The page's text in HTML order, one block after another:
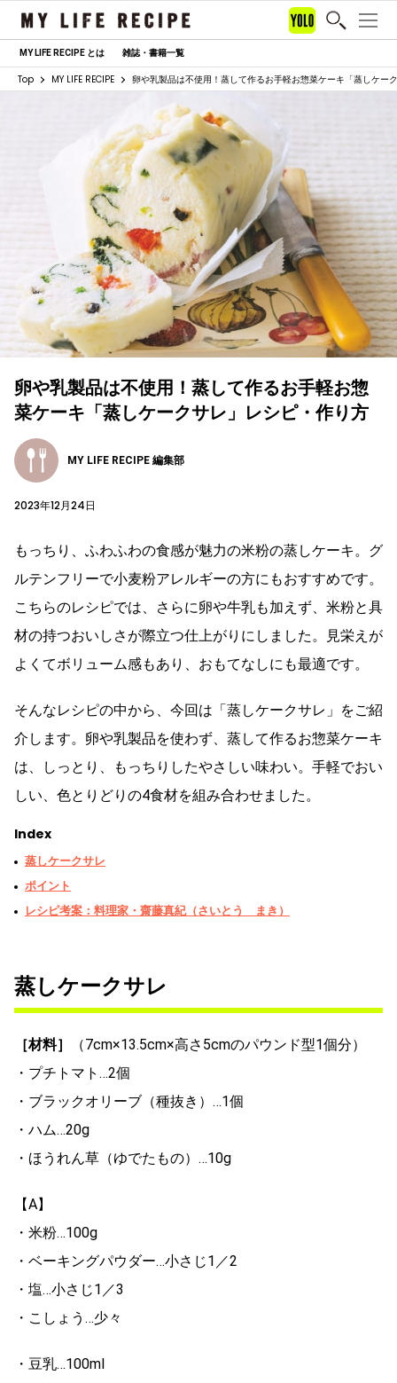
MY LIFE RECIPE とは 雑誌・書籍一覧
Top MY LIFE RECIPE 卵や乳製品は不使用！蒸して作るお手軽お惣菜ケーキ「蒸しケー
卵や乳製品は不使用！蒸して作るお手軽お惣
菜ケーキ「蒸しケークサレ」レシピ・作り方
MY LIFE RECIPE 編集部
2023年12月24日
もっちり、ふわふわの食感が魅力の米粉の蒸しケーキ。グ
ルテンフリーで小麦粉アレルギーの方にもおすすめです。
こちらのレシピでは、さらに卵や牛乳も加えず、米粉と具
材の持つおいしさが際立つ仕上がりにしました。見栄えが
よくてボリューム感もあり、おもてなしにも最適です。
そんなレシピの中から、今回は「蒸しケークサレ」をご紹
介します。卵や乳製品を使わず、蒸して作るお惣菜ケーキ
は、しっとり、もっちりしたやさしい味わい。手軽でおい
しい、色とりどりの4食材を組み合わせました。
Index
蒸しケークサレ
ポイント
レシピ考案：料理家・齋藤真紀（さいとう まき）
蒸しケークサレ
［材料］
（7cm×13.5cm×高さ5cmのパウンド型1個分）
・プチトマト…2個
・ブラックオリーブ（種抜き）…1個
・ハム…20g
・ほうれん草（ゆでたもの）…10g
【A】
・米粉…100g
・ベーキングパウダー…小さじ1／2
・塩…小さじ1／3
・こしょう…少々
・豆乳…100ml